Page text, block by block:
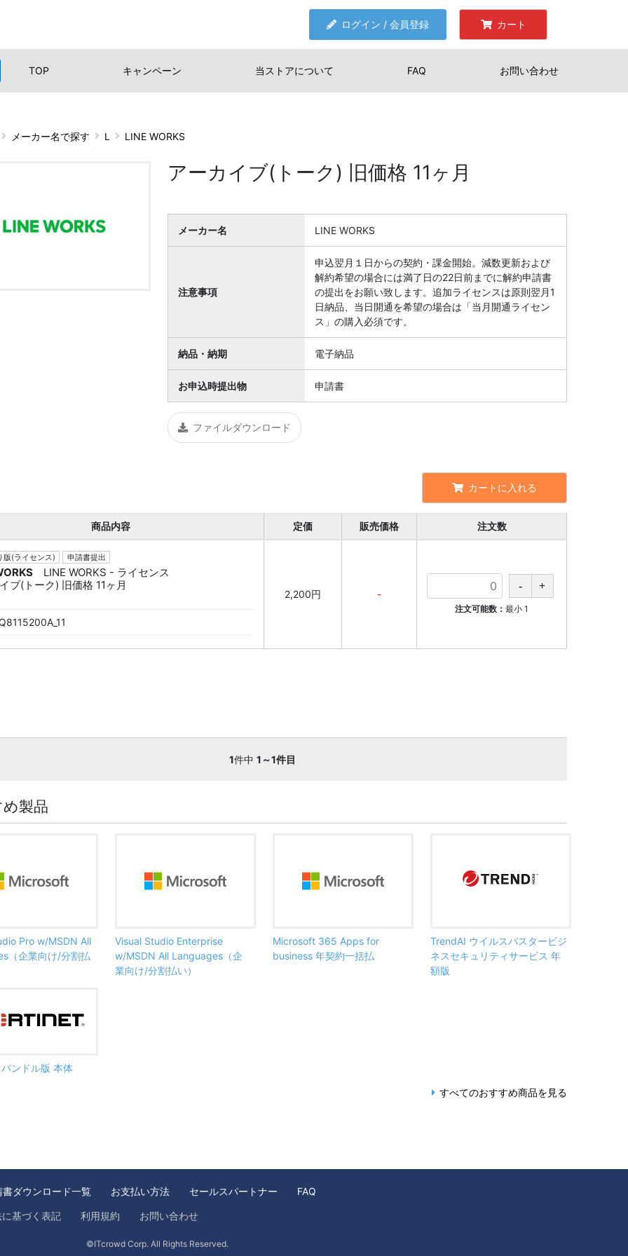
ログイン / 会員登録 カート
TOP キャンペーン 当ストアについて FAQ お問い合わせ
メーカー名で探す L LINE WORKS
アーカイブ(トーク) 旧価格 11ヶ月
メーカー名 LINE WORKS
注意事項
申込翌月１日からの契約・課金開始。減数更新および
解約希望の場合には満了日の22日前までに解約申請書
の提出をお願い致します。追加ライセンスは原則翌月1
日納品、当日開通を希望の場合は「当月開通ライセン
ス」の購入必須です。
納品・納期 電子納品
お申込時提出物 申請書
ファイルダウンロード
カートに入れる
商品内容 定価 販売価格 注文数
版(ライセンス) 申請書提出
LINE WORKS - ライセンス
ブ(トーク) 旧価格 11ヶ月
2,200円 -
注文可能数： 最小 1
1件中 1～1件目
製品
Pro w/MSDN All
（企業向け/分割払
Visual Studio Enterprise
w/MSDN All Languages（企
業向け/分割払い）
Microsoft 365 Apps for
business 年契約一括払
TrendAI ウイルスバスタービジ
ネスセキュリティサービス 年
額版
ンドル版 本体
すべてのおすすめ商品を見る
書ダウンロード一覧 お支払い方法 セールスパートナー FAQ
基づく表記 利用規約 お問い合わせ
©ITcrowd Corp. All Rights Reserved.